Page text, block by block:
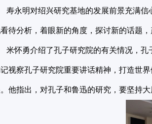
永明对绍兴研究基地的发展前景充满信
待分析，着眼新的角度，探讨新的话题
怀勇介绍了孔子研究院的有关情况，孔
视察孔子研究院重要讲话精神，打造世
。他指出，对孔子和鲁迅的研究，要坚持